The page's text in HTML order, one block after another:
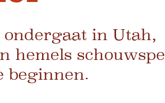
ondergaat in Utah,
hemels
beginnen.